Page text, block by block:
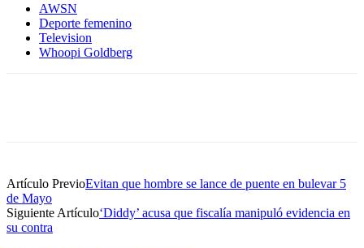
AWSN
Deporte femenino
Television
Whoopi Goldberg
Artículo PrevioEvitan que hombre se lance de puente en bulevar 5
de Mayo
Siguiente Artículo‘Diddy’ acusa que fiscalía manipuló evidencia en
su contra